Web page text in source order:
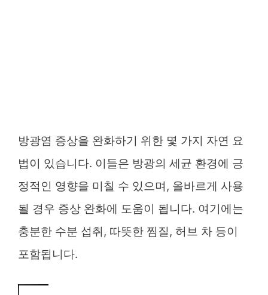
방광염 증상을 완화하기 위한 몇 가지 자연 요
법이 있습니다. 이들은 방광의 세균 환경에 긍
정적인 영향을 미칠 수 있으며, 올바르게 사용
될 경우 증상 완화에 도움이 됩니다. 여기에는
충분한 수분 섭취, 따뜻한 찜질, 허브 차 등이
포함됩니다.